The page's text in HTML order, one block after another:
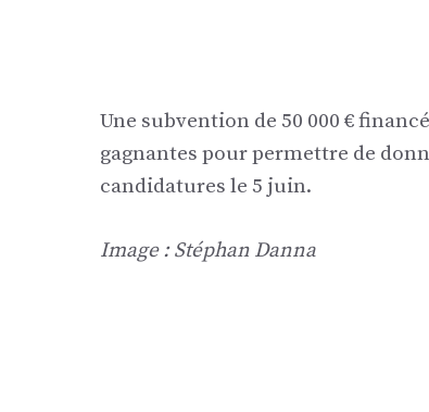
Une subvention de 50 000 €
gagnantes pour permettre de
candidatures le 5 juin.
Image : Stéphan Danna